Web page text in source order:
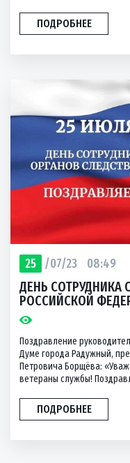
ПОДРОБНЕЕ
25 /07/23 08:49
ДЕНЬ СОТРУДНИКА
РОССИЙСКОЙ
Поздравление
Думе города Радужный,
Петровича Борщёва:
ветераны службы!
ПОДРОБНЕЕ